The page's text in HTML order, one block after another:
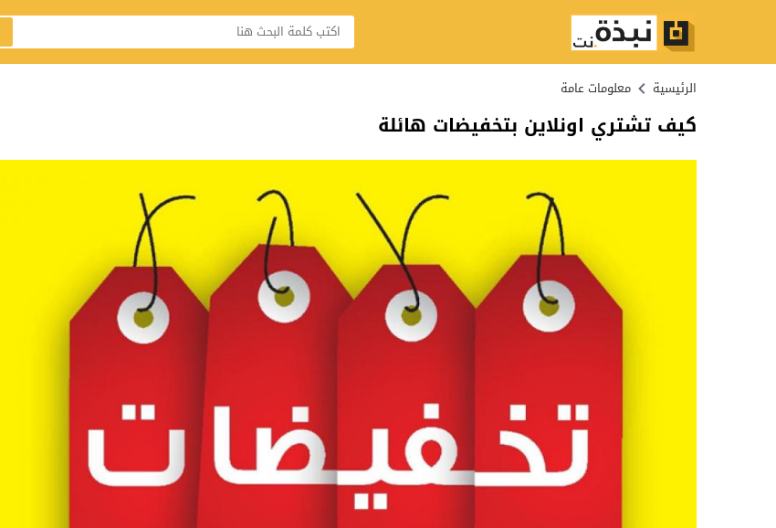
الرئيسية معلومات عامة
كيف تشتري اونلاين بتخفيضات هائلة